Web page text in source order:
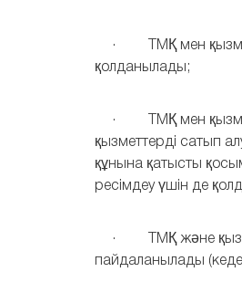
· ТМҚ мен
қолданылады;
· ТМҚ мен
қызметтерді сатып
құнына қатысты
ресімдеу үшін де
· ТМҚ және
пайдаланылады